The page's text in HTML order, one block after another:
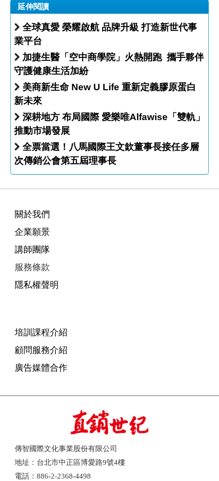
延伸閱讀
全球真愛 榮耀啟航 品牌升級 打造新世代事
業平台
加捷生醫「空中商學院」火熱開跑 攜手夥伴
守護健康生活加紛
美商新生命 New U Life 重新定義膠原蛋白
新未來
深耕地方 布局國際 愛樂唯Alfawise「雙軌」
推動市場發展
全票當選！八馬國際王文欽董事長接任多層
次傳銷公會第五屆理事長
關於我們
企業願景
講師團隊
服務條款
隱私權聲明
培訓課程介紹
顧問服務介紹
廣告媒體合作
傳智國際文化事業股份有限公司
地址：台北市中正區博愛路9號4樓
電話：886-2-2368-4498